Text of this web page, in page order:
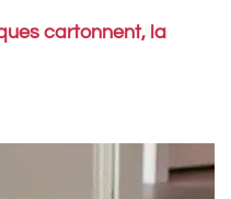
cartonnent, la